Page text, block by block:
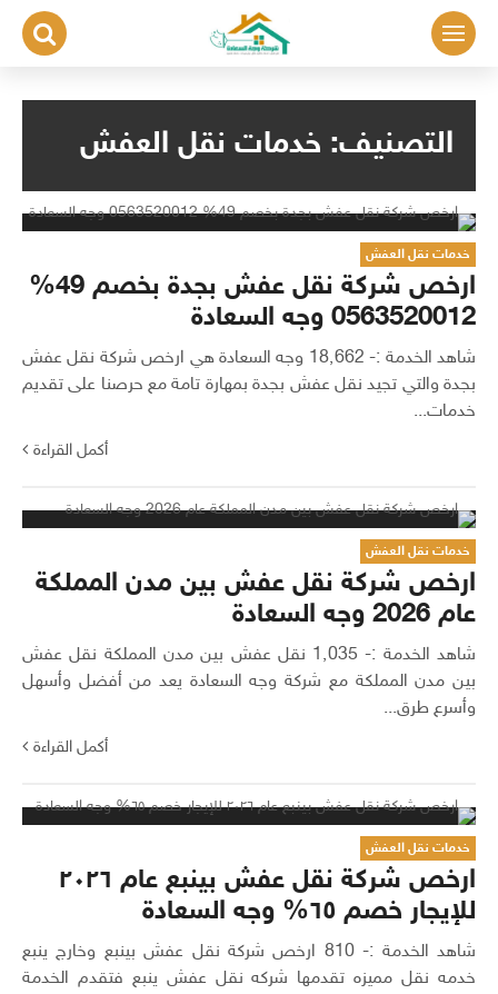
التجاوز
المحتوى
التصنيف: خدمات نقل العفش
خدمات نقل العفش
ارخص شركة نقل عفش بجدة بخصم 49%
0563520012 وجه السعادة
شاهد الخدمة :- 18٬662 وجه السعادة هي ارخص شركة نقل عفش
بجدة والتي تجيد نقل عفش بجدة بمهارة تامة مع حرصنا على تقديم
خدمات...
أكمل القراءة
خدمات نقل العفش
ارخص شركة نقل عفش بين مدن المملكة
عام 2026 وجه السعادة
شاهد الخدمة :- 1٬035 نقل عفش بين مدن المملكة نقل عفش
بين مدن المملكة مع شركة وجه السعادة يعد من أفضل وأسهل
وأسرع طرق...
أكمل القراءة
خدمات نقل العفش
ارخص شركة نقل عفش بينبع عام ٢٠٢٦
للإيجار خصم ٦٥% وجه السعادة
شاهد الخدمة :- 810 ارخص شركة نقل عفش بينبع وخارج ينبع
خدمه نقل مميزه تقدمها شركه نقل عفش ينبع فتقدم الخدمة